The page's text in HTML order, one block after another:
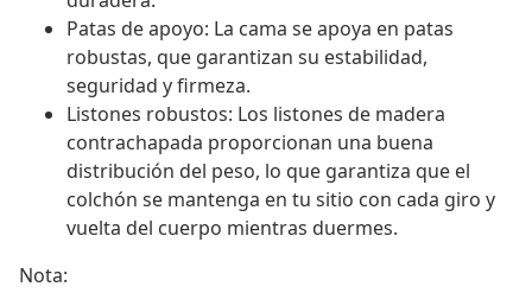
Patas de apoyo: La cama se apoya en patas
robustas, que garantizan su estabilidad,
seguridad y firmeza.
Listones robustos: Los listones de madera
contrachapada proporcionan una buena
distribución del peso, lo que garantiza que el
colchón se mantenga en tu sitio con cada giro y
vuelta del cuerpo mientras duermes.
Nota: